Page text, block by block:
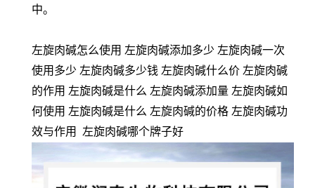
中。
左旋肉碱怎么使用 左旋肉碱添加多少 左旋肉碱一次
使用多少 左旋肉碱多少钱 左旋肉碱什么价 左旋肉碱
的作用 左旋肉碱是什么 左旋肉碱添加量 左旋肉碱如
何使用 左旋肉碱是什么 左旋肉碱的价格 左旋肉碱功
效与作用 左旋肉碱哪个牌子好